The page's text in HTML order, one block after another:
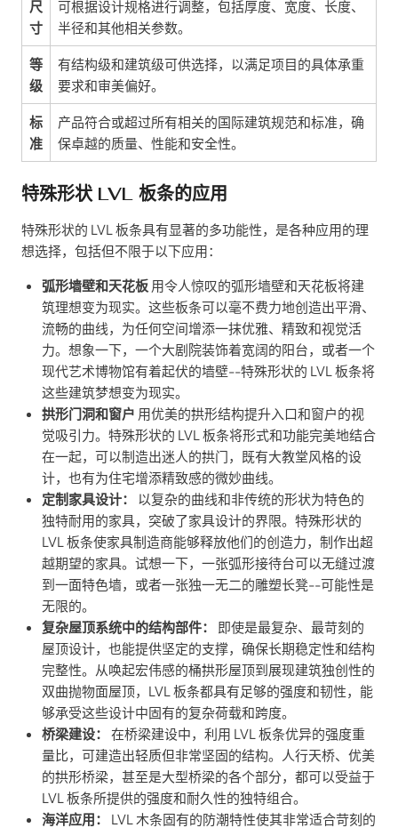
尺
寸
可根据设计规格进行调整，包括厚度、宽度、长度、
半径和其他相关参数。
等
级
有结构级和建筑级可供选择，以满足项目的具体承重
要求和审美偏好。
标
准
产品符合或超过所有相关的国际建筑规范和标准，确
保卓越的质量、性能和安全性。
特殊形状 LVL 板条的应用
特殊形状的 LVL 板条具有显著的多功能性，是各种应用的理
想选择，包括但不限于以下应用：
弧形墙壁和天花板用令人惊叹的弧形墙壁和天花板将建
筑理想变为现实。这些板条可以毫不费力地创造出平滑、
流畅的曲线，为任何空间增添一抹优雅、精致和视觉活
力。想象一下，一个大剧院装饰着宽阔的阳台，或者一个
现代艺术博物馆有着起伏的墙壁--特殊形状的 LVL 板条将
这些建筑梦想变为现实。
拱形门洞和窗户 用优美的拱形结构提升入口和窗户的视
觉吸引力。特殊形状的 LVL 板条将形式和功能完美地结合
在一起，可以制造出迷人的拱门，既有大教堂风格的设
计，也有为住宅增添精致感的微妙曲线。
定制家具设计：
以复杂的曲线和非传统的形状为特色的
独特耐用的家具，突破了家具设计的界限。特殊形状的
LVL 板条使家具制造商能够释放他们的创造力，制作出超
越期望的家具。试想一下，一张弧形接待台可以无缝过渡
到一面特色墙，或者一张独一无二的雕塑长凳--可能性是
无限的。
复杂屋顶系统中的结构部件：
即使是最复杂、最苛刻的
屋顶设计，也能提供坚定的支撑，确保长期稳定性和结构
完整性。从唤起宏伟感的桶拱形屋顶到展现建筑独创性的
双曲抛物面屋顶，LVL 板条都具有足够的强度和韧性，能
够承受这些设计中固有的复杂荷载和跨度。
桥梁建设：
在桥梁建设中，利用 LVL 板条优异的强度重
量比，可建造出轻质但非常坚固的结构。人行天桥、优美
的拱形桥梁，甚至是大型桥梁的各个部分，都可以受益于
LVL 板条所提供的强度和耐久性的独特组合。
海洋应用：
LVL 木条固有的防潮特性使其非常适合苛刻的